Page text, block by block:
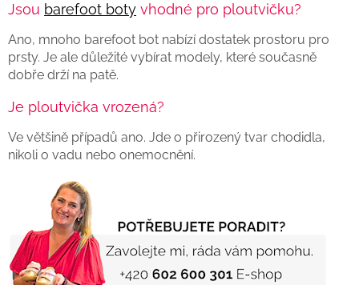
Jsou barefoot boty vhodné pro ploutvičku?
Ano, mnoho barefoot bot nabízí dostatek prostoru pro
prsty. Je ale důležité vybírat modely, které současně
dobře drží na patě.
Je ploutvička vrozená?
Ve většině případů ano. Jde o přirozený tvar chodidla,
nikoli o vadu nebo onemocnění.